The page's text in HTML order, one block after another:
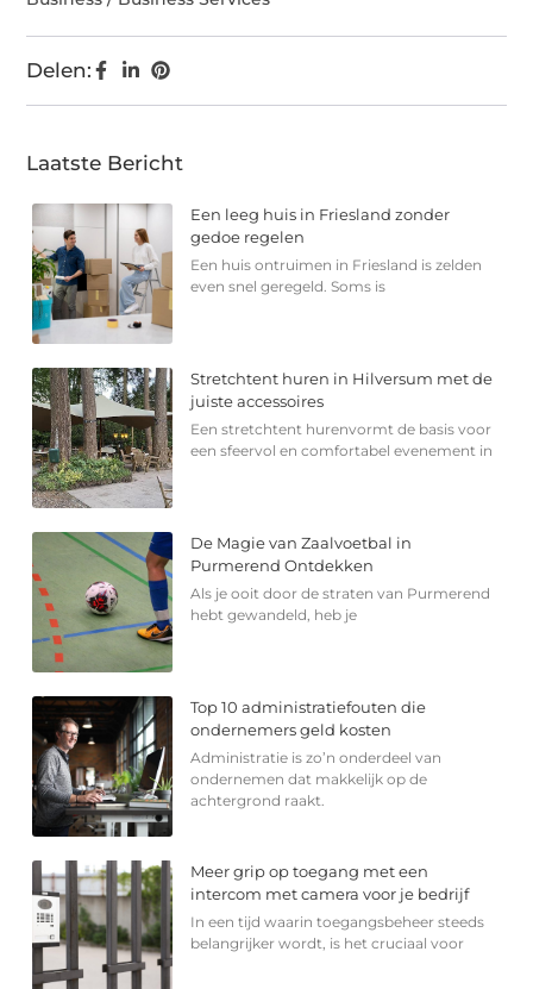
Delen:
Laatste Bericht
Een leeg huis in Friesland zonder
gedoe regelen
Een huis ontruimen in Friesland is zelden
even snel geregeld. Soms is
Stretchtent huren in Hilversum met de
juiste accessoires
Een stretchtent hurenvormt de basis voor
een sfeervol en comfortabel evenement in
De Magie van Zaalvoetbal in
Purmerend Ontdekken
Als je ooit door de straten van Purmerend
hebt gewandeld, heb je
Top 10 administratiefouten die
ondernemers geld kosten
Administratie is zo’n onderdeel van
ondernemen dat makkelijk op de
achtergrond raakt.
Meer grip op toegang met een
intercom met camera voor je bedrijf
In een tijd waarin toegangsbeheer steeds
belangrijker wordt, is het cruciaal voor